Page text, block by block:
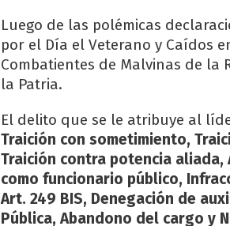
Luego de las polémicas
por el Día el Veterano y Caídos
Combatientes de Malvinas de
la Patria.
El delito que se le atribuye al
Traición con sometimiento,
Traición contra potencia
como funcionario público,
Art. 249 BIS, Denegación de
Pública, Abandono del cargo y